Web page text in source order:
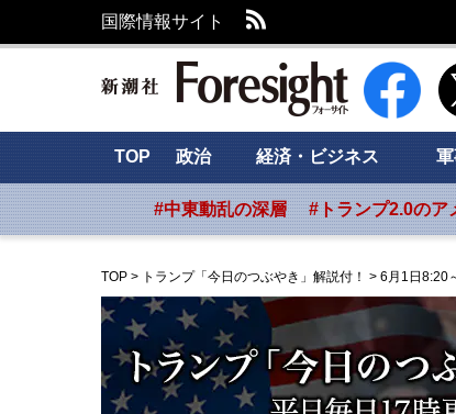
国際情報サイト
新潮社
TOP 政治 経済・ビジネス
#中東動乱の深層 #トランプ2.0のア
TOP > トランプ「今日のつぶやき」解説付！ > 6月1日8:20